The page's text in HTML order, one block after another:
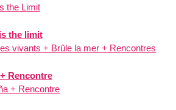
the Limit
the limit
vivants + Brûle la mer + Rencontres
Rencontre
+ Rencontre